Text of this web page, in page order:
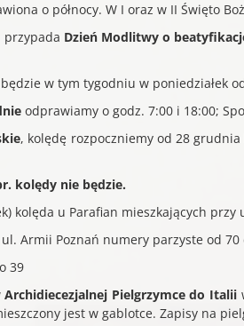
o północy. W I oraz w II Święto
Dzień Modlitwy o
będzie w tym tygodniu w poniedziałek
odprawiamy o godz. 7:00 i 18:00;
, kolędę rozpoczniemy od 28
kolędy nie będzie.
kolęda u Parafian mieszkających
Armii Poznań numery parzyste od 70
39
Archidiecezjalnej Pielgrzymce do Italii
jest w gablotce. Zapisy na